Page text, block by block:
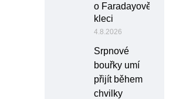
o Faradayově
kleci
4.8.2026
Srpnové
bouřky umí
přijít během
chvilky